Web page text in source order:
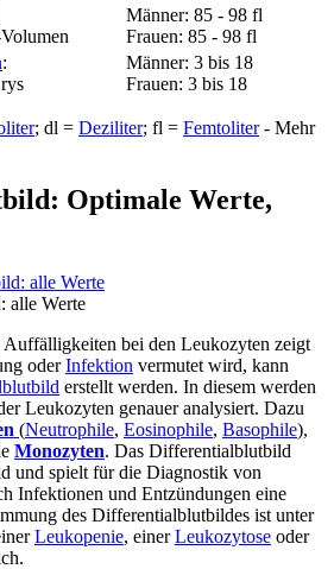
Männer: 85 - 98 fl
Frauen: 85 - 98 fl
:
Männer: 3 bis 18
Frauen: 3 bis 18
; dl = Deziliter; fl = Femtoliter- Mehr
Optimale Werte,
alle Werte
bei den Leukozyten zeigt
oderInfektion vermutet wird, kann
erstellt werden. In diesem werden
Leukozyten genauer analysiert. Dazu
(Neutrophile, Eosinophile, Basophile),
Monozyten. Das Differentialblutbild
und spielt für die Diagnostik von
Infektionen und Entzündungen eine
des Differentialblutbildes ist unter
Leukopenie, einerLeukozytose oder